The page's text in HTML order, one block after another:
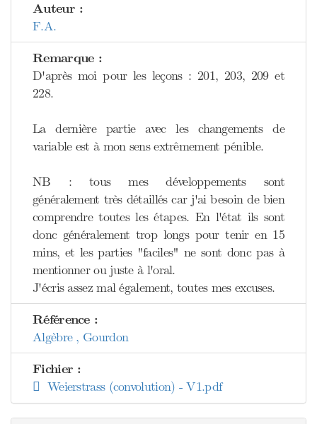
Auteur :
F.A.
Remarque :
D'après moi pour les leçons : 201, 203, 209 et
228.
La dernière partie avec les changements de
variable est à mon sens extrêmement pénible.
NB : tous mes développements sont
généralement très détaillés car j'ai besoin de bien
comprendre toutes les étapes. En l'état ils sont
donc généralement trop longs pour tenir en 15
mins, et les parties "faciles" ne sont donc pas à
mentionner ou juste à l'oral.
J'écris assez mal également, toutes mes excuses.
Référence :
Algèbre , Gourdon
Fichier :
Weierstrass (convolution) - V1.pdf